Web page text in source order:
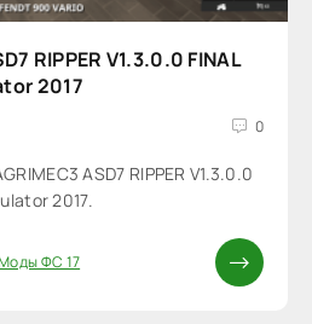
RIPPER V1.3.0.0 FINAL
2017
0
ASD7 RIPPER V1.3.0.0
2017.
ФС 17